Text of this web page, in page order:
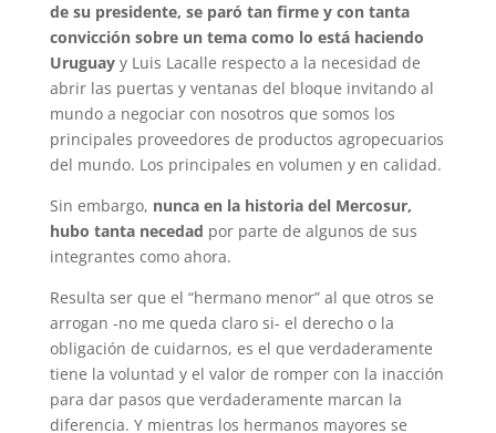
de su presidente, se paró tan firme y con tanta
convicción sobre un tema como lo está haciendo
Uruguayy Luis Lacalle respecto a la necesidad de
abrir las puertas y ventanas del bloque invitando al
mundo a negociar con nosotros que somos los
principales proveedores de productos agropecuarios
del mundo. Los principales en volumen y en calidad.
Sin embargo, nunca en la historia del Mercosur,
hubo tanta necedad por parte de algunos de sus
integrantes como ahora.
Resulta ser que el “hermano menor” al que otros se
arrogan -no me queda claro si- el derecho o la
obligación de cuidarnos, es el que verdaderamente
tiene la voluntad y el valor de romper con la inacción
para dar pasos que verdaderamente marcan la
diferencia. Y mientras los hermanos mayores se